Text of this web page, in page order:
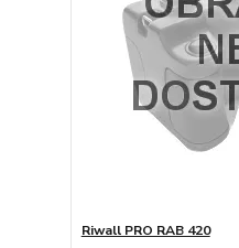
Riwall PRO RAB 420